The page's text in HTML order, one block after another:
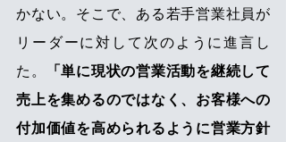
かない。そこで、ある若手営業社員が
リーダーに対して次のように進言し
た。
「単に現状の営業活動を継続して
売上を集めるのではなく、お客様への
付加価値を高められるように営業方針